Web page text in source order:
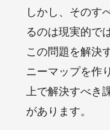
しかし、そのす
るのは現実的で
この問題を解決
ニーマップを作
上で解決すべき
があります。